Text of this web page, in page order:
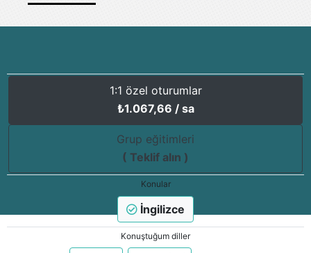
1:1 özel oturumlar
₺1.067,66 / sa
Grup eğitimleri
( Teklif alın )
Konular
İngilizce
Konuştuğum diller